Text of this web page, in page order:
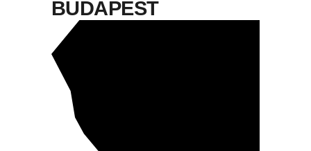
BUDAPEST